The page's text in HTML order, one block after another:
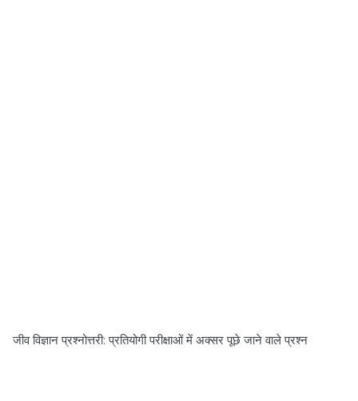
जीव विज्ञान प्रश्नोत्तरी: प्रतियोगी परीक्षाओं में अक्सर पूछे जाने वाले प्रश्न